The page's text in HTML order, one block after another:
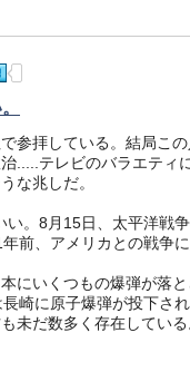
参拝している。結局こ
.....テレビのバラエティ
な兆しだ。
い。8月15日、太平洋戦
前、アメリカとの戦争に
にいくつもの爆弾が落
崎に原子爆弾が投下さ
未だ数多く存在してい